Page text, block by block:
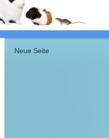
Neue Seite